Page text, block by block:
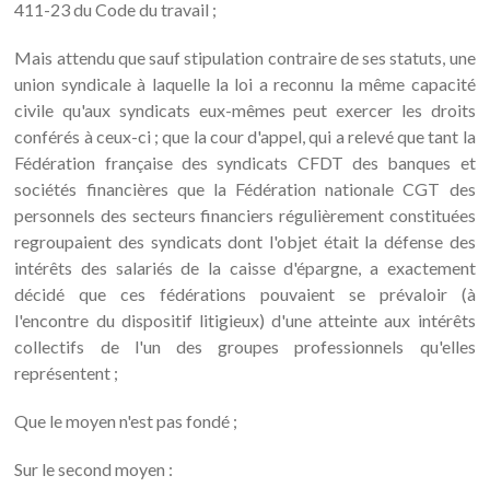
411-23 du Code du travail ;
Mais attendu que sauf stipulation contraire de ses statuts, une
union syndicale à laquelle la loi a reconnu la même capacité
civile qu'aux syndicats eux-mêmes peut exercer les droits
conférés à ceux-ci ; que la cour d'appel, qui a relevé que tant la
Fédération française des syndicats CFDT des banques et
sociétés financières que la Fédération nationale CGT des
personnels des secteurs financiers régulièrement constituées
regroupaient des syndicats dont l'objet était la défense des
intérêts des salariés de la caisse d'épargne, a exactement
décidé que ces fédérations pouvaient se prévaloir (à
l'encontre du dispositif litigieux) d'une atteinte aux intérêts
collectifs de l'un des groupes professionnels qu'elles
représentent ;
Que le moyen n'est pas fondé ;
Sur le second moyen :